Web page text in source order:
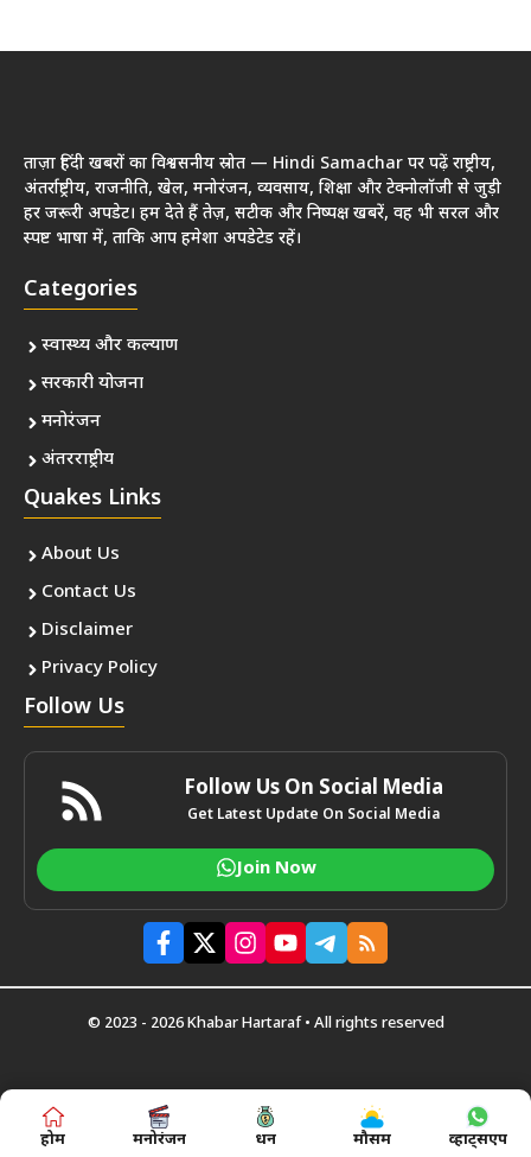
ताज़ा हिंदी खबरों का विश्वसनीय स्रोत — Hindi Samachar पर पढ़ें राष्ट्रीय,
अंतर्राष्ट्रीय, राजनीति, खेल, मनोरंजन, व्यवसाय, शिक्षा और टेक्नोलॉजी से जुड़ी
हर जरूरी अपडेट। हम देते हैं तेज़, सटीक और निष्पक्ष खबरें, वह भी सरल और
स्पष्ट भाषा में, ताकि आप हमेशा अपडेटेड रहें।
Categories
स्वास्थ्य और कल्याण
सरकारी योजना
मनोरंजन
अंतरराष्ट्रीय
Quakes Links
About Us
Contact Us
Disclaimer
Privacy Policy
Follow Us
Follow Us On Social Media
Get Latest Update On Social Media
Join Now
© 2023 - 2026 Khabar Hartaraf • All rights reserved
होम मनोरंजन धन मौसम व्हाट्सएप